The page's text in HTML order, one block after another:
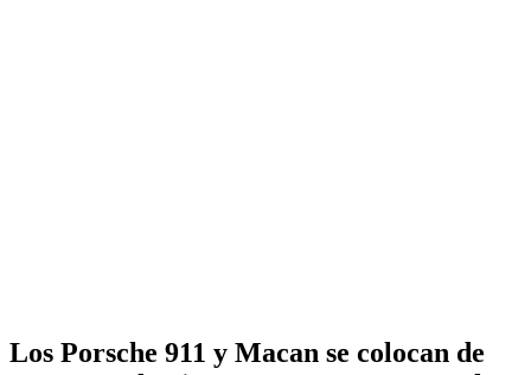
Los Porsche 911 y Macan se colocan de